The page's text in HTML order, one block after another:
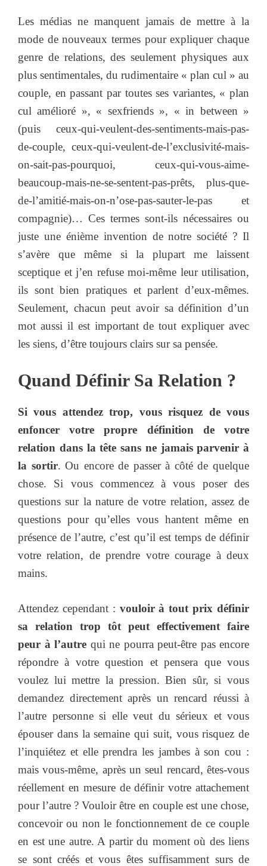
Les médias ne manquent jamais de mettre à la
mode de nouveaux termes pour expliquer chaque
genre de relations, des seulement physiques aux
plus sentimentales, du rudimentaire « plan cul » au
couple, en passant par toutes ses variantes, « plan
cul amélioré », « sexfriends », « in between »
(puis ceux-qui-veulent-des-sentiments-mais-pas-
de-couple, ceux-qui-veulent-de-l’exclusivité-mais-
on-sait-pas-pourquoi, ceux-qui-vous-aime-
beaucoup-mais-ne-se-sentent-pas-prêts, plus-que-
de-l’amitié-mais-on-n’ose-pas-sauter-le-pas et
compagnie)… Ces termes sont-ils nécessaires ou
juste une énième invention de notre société ? Il
s’avère que même si la plupart me laissent
sceptique et j’en refuse moi-même leur utilisation,
ils sont bien pratiques et parlent d’eux-mêmes.
Seulement, chacun peut avoir sa définition d’un
mot aussi il est important de tout expliquer avec
les siens, d’être toujours clairs sur sa pensée.
Quand Définir Sa Relation ?
Si vous attendez trop, vous risquez de vous
enfoncer votre propre définition de votre
relation dans la tête sans ne jamais parvenir à
la sortir. Ou encore de passer à côté de quelque
chose. Si vous commencez à vous poser des
questions sur la nature de votre relation, assez de
questions pour qu’elles vous hantent même en
présence de l’autre, c’est qu’il est temps de définir
votre relation, de prendre votre courage à deux
mains.
Attendez cependant : vouloir à tout prix définir
sa relation trop tôt peut effectivement faire
peur à l’autre qui ne pourra peut-être pas encore
répondre à votre question et pensera que vous
voulez lui mettre la pression. Bien sûr, si vous
demandez directement après un rencard réussi à
l’autre personne si elle veut du sérieux et vous
épouser dans la semaine qui suit, vous risquez de
l’inquiétez et elle prendra les jambes à son cou :
mais vous-même, après un seul rencard, êtes-vous
réellement en mesure de définir votre attachement
pour l’autre ? Vouloir être en couple est une chose,
concevoir ou non le fonctionnement de ce couple
en est une autre. A partir du moment où des liens
se sont créés et vous êtes suffisamment surs de